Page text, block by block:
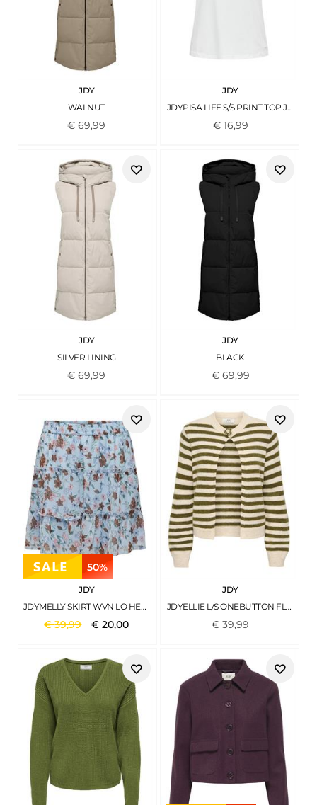
JDY
WALNUT
€69,99
JDY
JDYPISA LIFE S/S PRINT TOP JRS NOOS CLOUD DANCER19
€ 16,99
JDY
SILVER LINING
€69,99
JDY
BLACK
€ 69,99
50%
JDY
JDYMELLY SKIRT WVN LO HEMLOCK
€39,99 €20,00
JDY
JDYELLIE L/S ONEBUTTON FLOWER CARDI KNT SANDSHELL1
€39,99